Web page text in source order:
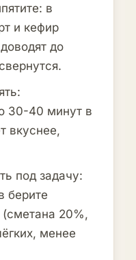
в
и кефир
до
30-40 минут в
вкуснее,
под задачу:
берите
20%,
менее